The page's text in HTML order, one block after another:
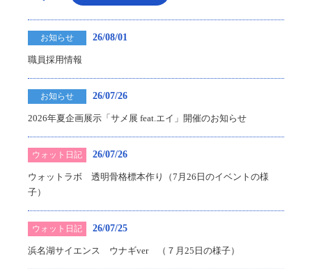
お知らせ 26/08/01
職員採用情報
お知らせ 26/07/26
2026年夏企画展示「サメ展 feat.エイ」開催のお知らせ
ウォット日記 26/07/26
ウォットラボ 透明骨格標本作り（7月26日のイベントの様
子）
ウォット日記 26/07/25
浜名湖サイエンス ウナギver （７月25日の様子）